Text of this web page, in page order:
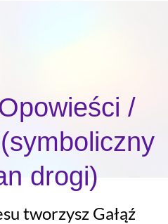
/
drogi)
tworzysz Gałąź